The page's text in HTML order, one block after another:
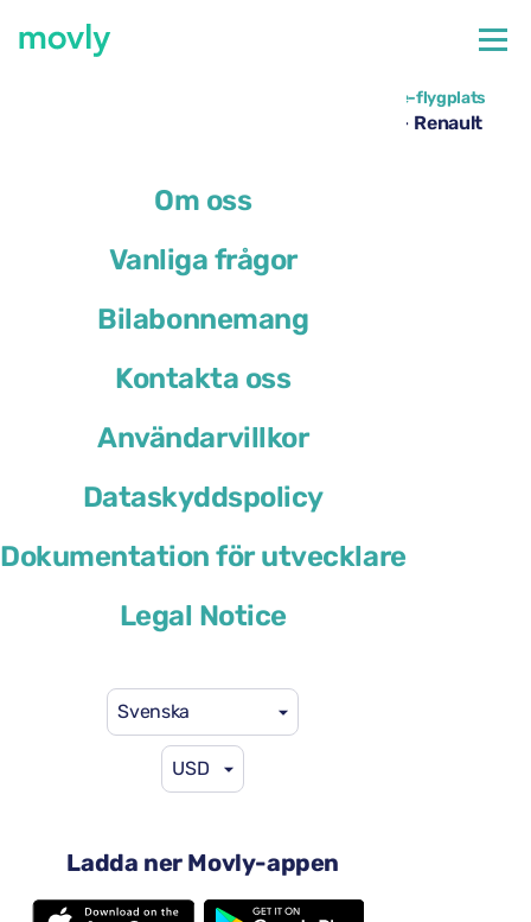
Om oss
Vanliga frågor
Bilabonnemang
Kontakta oss
Användarvillkor
Dataskyddspolicy
Dokumentation för utvecklare
Legal Notice
Svenska
USD
Ladda ner Movly-appen
Alla tillgängliga bilar på Paris Charles de Gaulle-flygplats
Hyrbil på Paris Charles de Gaulle flygplats – Renault
Renault Arkana
Automatisk växellåda
5 säten